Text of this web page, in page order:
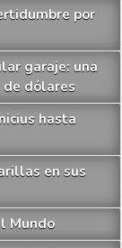
por
garaje: una
de dólares
hasta
en sus
Mundo